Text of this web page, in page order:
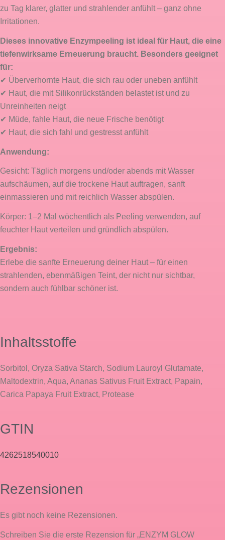
zu Tag klarer, glatter und strahlender anfühlt – ganz ohne
Irritationen.
Dieses innovative Enzympeeling ist ideal für Haut, die eine
tiefenwirksame Erneuerung braucht. Besonders geeignet
für:
✔ Überverhornte Haut, die sich rau oder uneben anfühlt
✔ Haut, die mit Silikonrückständen belastet ist und zu
Unreinheiten neigt
✔ Müde, fahle Haut, die neue Frische benötigt
✔ Haut, die sich fahl und gestresst anfühlt
Anwendung:
Gesicht: Täglich morgens und/oder abends mit Wasser
aufschäumen, auf die trockene Haut auftragen, sanft
einmassieren und mit reichlich Wasser abspülen.
Körper: 1–2 Mal wöchentlich als Peeling verwenden, auf
feuchter Haut verteilen und gründlich abspülen.
Ergebnis:
Erlebe die sanfte Erneuerung deiner Haut – für einen
strahlenden, ebenmäßigen Teint, der nicht nur sichtbar,
sondern auch fühlbar schöner ist.
Inhaltsstoffe
Sorbitol, Oryza Sativa Starch, Sodium Lauroyl Glutamate,
Maltodextrin, Aqua, Ananas Sativus Fruit Extract, Papain,
Carica Papaya Fruit Extract, Protease
GTIN
4262518540010
Rezensionen
Es gibt noch keine Rezensionen.
Schreiben Sie die erste Rezension für „ENZYM GLOW